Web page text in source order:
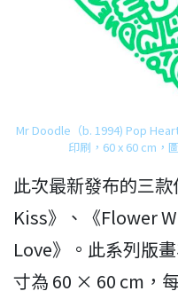
Mr Doodle（b. 1994) Pop
印刷，60 x 60 cm，
此次最新發布的三
Kiss》、《Flower
Love》。此系列版
寸為 60 × 60 cm，